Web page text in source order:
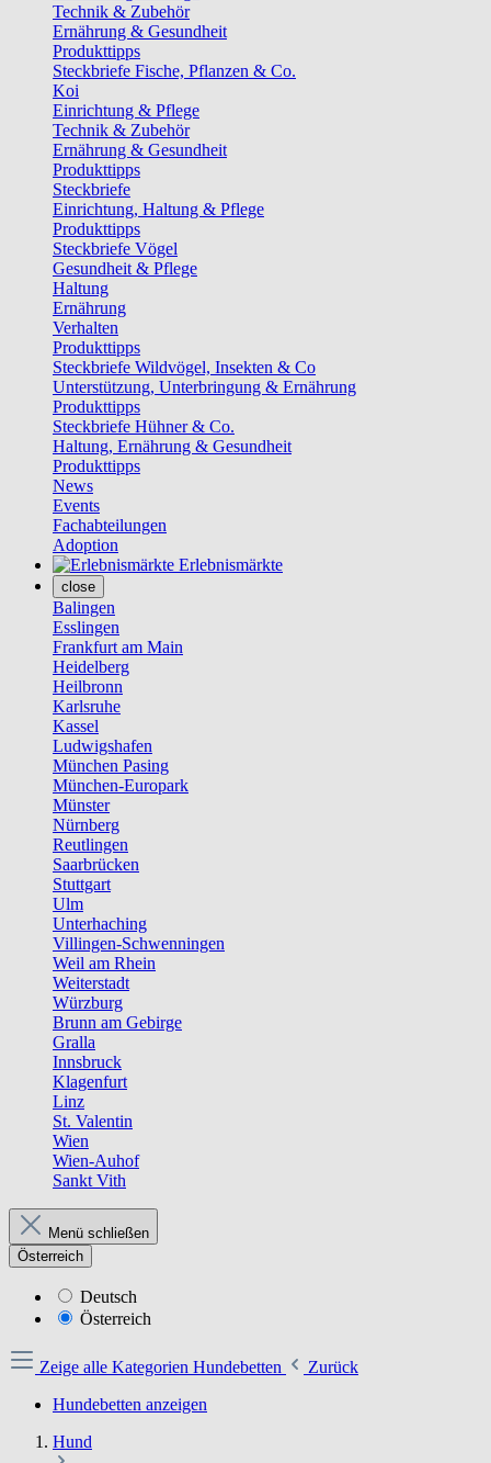
Technik & Zubehör
Ernährung & Gesundheit
Produkttipps
Steckbriefe Fische, Pflanzen & Co.
Koi
Einrichtung & Pflege
Technik & Zubehör
Ernährung & Gesundheit
Produkttipps
Steckbriefe
Einrichtung, Haltung & Pflege
Produkttipps
Steckbriefe Vögel
Gesundheit & Pflege
Haltung
Ernährung
Verhalten
Produkttipps
Steckbriefe Wildvögel, Insekten & Co
Unterstützung, Unterbringung & Ernährung
Produkttipps
Steckbriefe Hühner & Co.
Haltung, Ernährung & Gesundheit
Produkttipps
News
Events
Fachabteilungen
Adoption
Erlebnismärkte
close
Balingen
Esslingen
Frankfurt am Main
Heidelberg
Heilbronn
Karlsruhe
Kassel
Ludwigshafen
München Pasing
München-Europark
Münster
Nürnberg
Reutlingen
Saarbrücken
Stuttgart
Ulm
Unterhaching
Villingen-Schwenningen
Weil am Rhein
Weiterstadt
Würzburg
Brunn am Gebirge
Gralla
Innsbruck
Klagenfurt
Linz
St. Valentin
Wien
Wien-Auhof
Sankt Vith
Menü schließen
Österreich
Deutsch
Österreich
Zeige alle Kategorien Hundebetten
Zurück
Hundebetten anzeigen
Hund